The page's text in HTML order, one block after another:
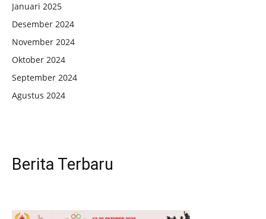
Januari 2025
Desember 2024
November 2024
Oktober 2024
September 2024
Agustus 2024
Berita Terbaru